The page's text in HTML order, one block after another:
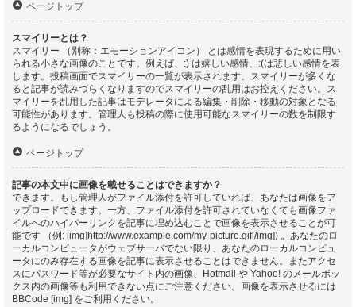
ページトップ
スマイリーとは？
スマイリー （別称：エモーションアイコン） とは感情を表現するために用い
られる小さな画像のことです。例えば、:) は嬉しい感情、:(は悲しい感情を表
します。投稿画面でスマイリーの一覧が表示されます。スマイリーが多くな
ると記事が読みづらくなりますのでスマイリーの乱用はお控えください。ス
マイリーを乱用した記事はモデレータによる編集・削除・移動の対象となる
可能性があります。管理人も投稿の際に使用可能なスマイリーの数を制限す
るようになるでしょう。
ページトップ
記事の本文中に画像を載せることはできますか？
できます。もし管理人がファイル添付を許可していれば、あなたは画像をア
ップロードできます。一方、ファイル添付を許可されていなくても画像ファ
イルへのハイパーリンクを記事に埋め込むことで画像を表示させることが可
能です （例: [img]http://www.example.com/my-picture.gif[/img]) 。あなたのロ
ーカルコンピュータがウェブサーバでない限り、あなたのローカルコンピュ
ータにのみ存在する画像を記事に表示させることはできません。またアクセ
スにパスワード等が必要なサイト内の画像、Hotmail や Yahoo! のメールボッ
クス内の画像等も利用できない点にご注意ください。画像を表示させるには
BBCode [img] をご利用ください。